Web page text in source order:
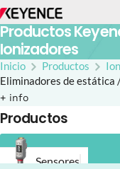
Productos
Ionizadores
Inicio Productos
Eliminadores de estática
+ info
Productos
Sensores